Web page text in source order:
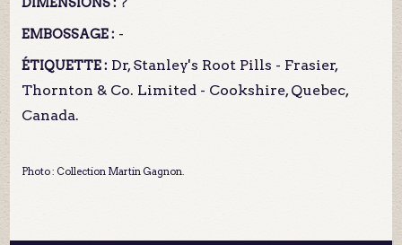
EMBOSSAGE : -
ÉTIQUETTE : Dr, Stanley's Root Pills - Frasier,
Thornton & Co. Limited - Cookshire, Quebec,
Canada.
Photo : Collection Martin Gagnon.